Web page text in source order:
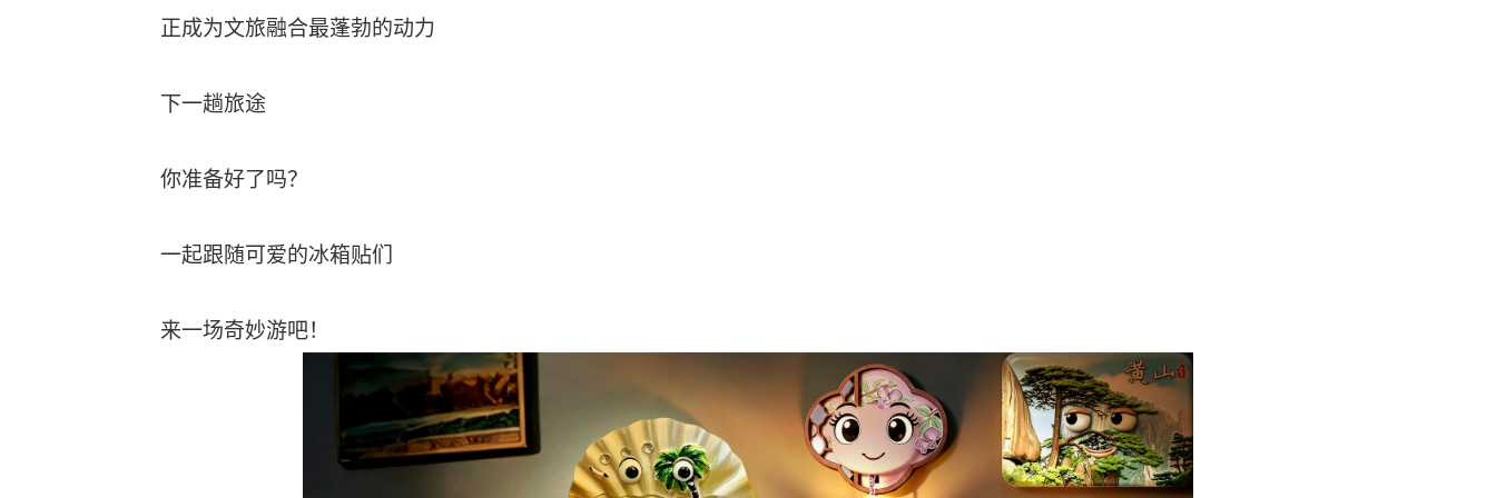
正成为文旅融合最蓬勃的动力
下一趟旅途
你准备好了吗？
一起跟随可爱的冰箱贴们
来一场奇妙游吧！